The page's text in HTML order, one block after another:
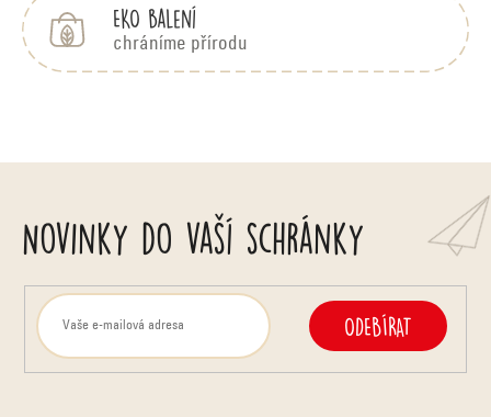
EKO balení
chráníme přírodu
Novinky do vaší schránky
ODEBÍRAT